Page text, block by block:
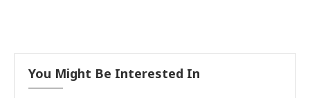
You Might Be Interested In